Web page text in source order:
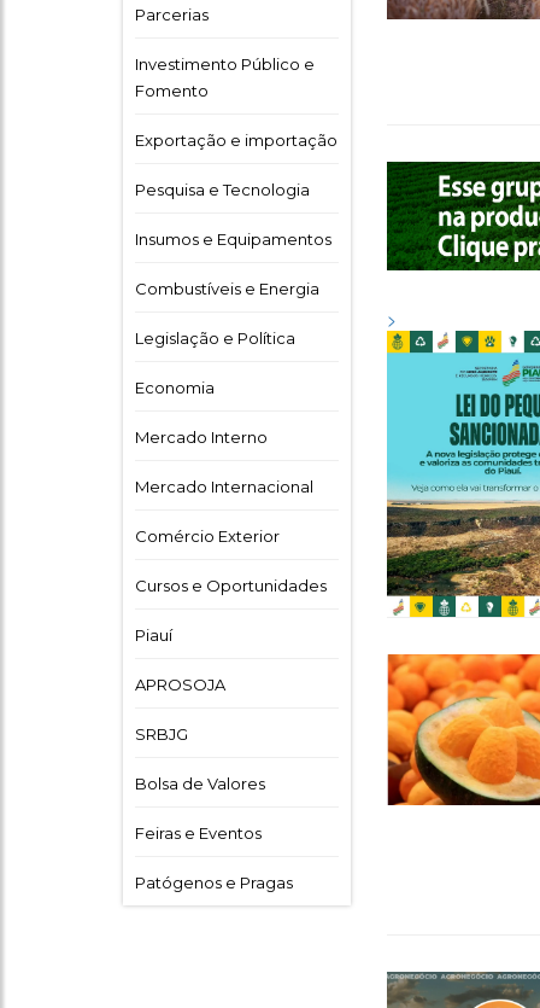
Parcerias
Investimento Público e
Fomento
Exportação e importação
Pesquisa e Tecnologia
Insumos e Equipamentos
Combustíveis e Energia
Legislação e Política
Economia
Mercado Interno
Mercado Internacional
Comércio Exterior
Cursos e Oportunidades
Piauí
APROSOJA
SRBJG
Bolsa de Valores
Feiras e Eventos
Patógenos e Pragas
>